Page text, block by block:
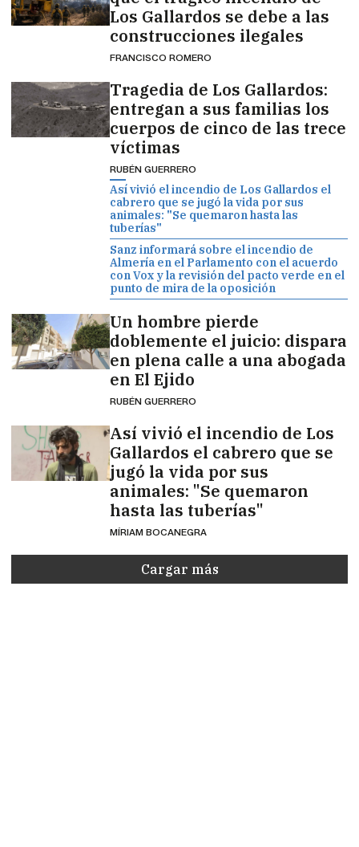
Los Gallardos se debe a las
construcciones ilegales
FRANCISCO ROMERO
Tragedia de Los Gallardos:
entregan a sus familias los
cuerpos de cinco de las trece
víctimas
RUBÉN GUERRERO
Así vivió el incendio de Los Gallardos el
cabrero que se jugó la vida por sus
animales: "Se quemaron hasta las
tuberías"
Sanz informará sobre el incendio de
Almería en el Parlamento con el acuerdo
con Vox y la revisión del pacto verde en el
punto de mira de la oposición
Un hombre pierde
doblemente el juicio: dispara
en plena calle a una abogada
en El Ejido
RUBÉN GUERRERO
Así vivió el incendio de Los
Gallardos el cabrero que se
jugó la vida por sus
animales: "Se quemaron
hasta las tuberías"
MÍRIAM BOCANEGRA
Cargar más